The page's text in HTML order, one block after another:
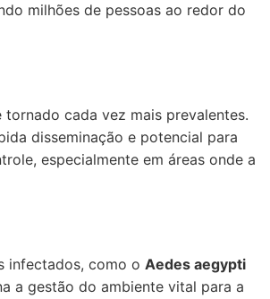
milhões de pessoas ao redor do
cada vez mais prevalentes.
disseminação e potencial para
especialmente em áreas onde a
infectados, como o Aedes aegypti
a gestão do ambiente vital para a